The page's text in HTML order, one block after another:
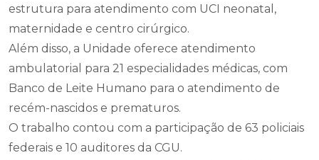
estrutura para atendimento com UCI neonatal,
maternidade e centro cirúrgico.
Além disso, a Unidade oferece atendimento
ambulatorial para 21 especialidades médicas, com
Banco de Leite Humano para o atendimento de
recém-nascidos e prematuros.
O trabalho contou com a participação de 63 policiais
federais e 10 auditores da CGU.